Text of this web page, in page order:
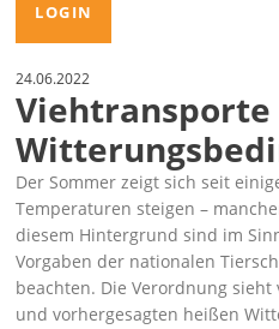
LOGIN
24.06.2022
Viehtransporte
Der Sommer zeigt sich seit
Temperaturen steigen –
diesem Hintergrund sind im
Vorgaben der nationalen
beachten. Die Verordnung sieht
und vorhergesagten heißen